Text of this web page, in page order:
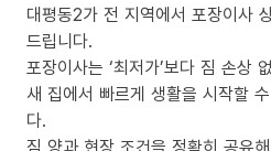
대평동2가 전 지역에서 포장이사
드립니다.
포장이사는 ‘최저가’보다 짐 손상
새 집에서 빠르게 생활을 시작할
다.